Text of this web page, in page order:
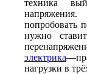
техника
попробовать
нужно
электрика—
нагрузки в